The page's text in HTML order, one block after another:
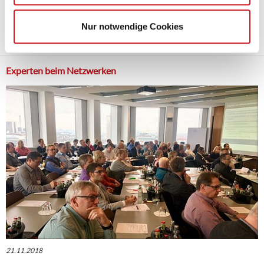
Nur notwendige Cookies
Im dritten Quartal 2018 haben sich die Exporte und Importe von
Lacken und Farben leicht belebt.
Mehr
Experten beim Netzwerken
21.11.2018